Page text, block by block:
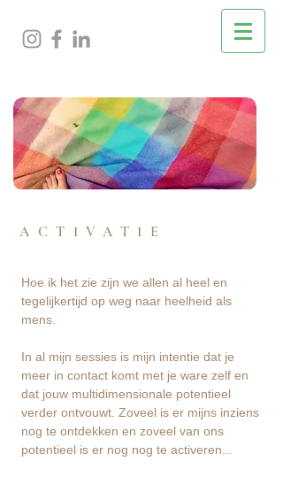
ACTIVATIE
Hoe ik het zie zijn we allen al heel en
tegelijkertijd op weg naar heelheid als
mens.
In al mijn sessies is mijn intentie dat je
meer in contact komt met je ware zelf en
dat jouw multidimensionale potentieel
verder ontvouwt. Zoveel is er mijns inziens
nog te ontdekken en zoveel van ons
potentieel is er nog nog te activeren...